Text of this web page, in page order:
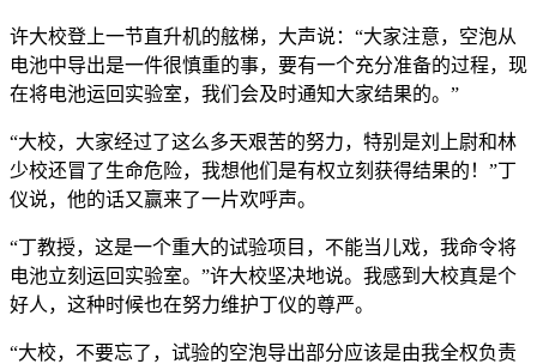
许大校登上一节直升机的舷梯，大声说：“大家注意，空泡从
电池中导出是一件很慎重的事，要有一个充分准备的过程，现
在将电池运回实验室，我们会及时通知大家结果的。”
“大校，大家经过了这么多天艰苦的努力，特别是刘上尉和林
少校还冒了生命危险，我想他们是有权立刻获得结果的！”丁
仪说，他的话又赢来了一片欢呼声。
“丁教授，这是一个重大的试验项目，不能当儿戏，我命令将
电池立刻运回实验室。”许大校坚决地说。我感到大校真是个
好人，这种时候也在努力维护丁仪的尊严。
“大校，不要忘了，试验的空泡导出部分应该是由我全权负责